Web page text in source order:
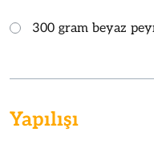
300 gram beyaz
Yapılışı